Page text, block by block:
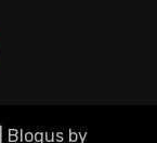
Blogus by